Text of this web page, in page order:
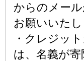
からのメー
お願いいたし
・クレジッ
は、名義が